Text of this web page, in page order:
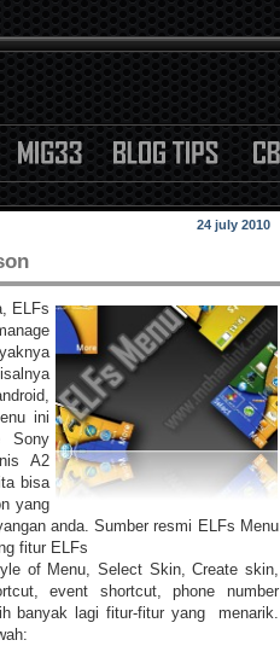
24 july 2010
ELFs
ini
Sony
A2
bisa
yang
anda. Sumber resmi ELFs Menu
fitur ELFs
of Menu, Select Skin, Create skin,
event shortcut, phone number
banyak lagi fitur-fitur yang menarik.